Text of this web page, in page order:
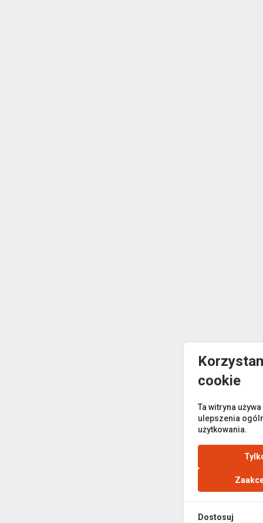
cookie
Ta witryna
ulepszenia
użytkowania.
Dostosuj